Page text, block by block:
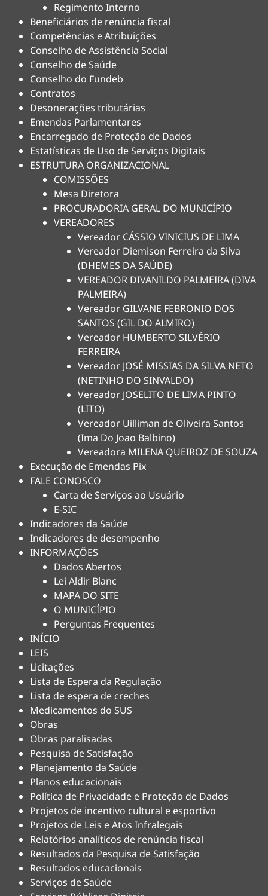
Regimento Interno
Beneficiários de renúncia fiscal
Competências e Atribuições
Conselho de Assistência Social
Conselho de Saúde
Conselho do Fundeb
Contratos
Desonerações tributárias
Emendas Parlamentares
Encarregado de Proteção de Dados
Estatísticas de Uso de Serviços Digitais
ESTRUTURA ORGANIZACIONAL
COMISSÕES
Mesa Diretora
PROCURADORIA GERAL DO MUNICÍPIO
VEREADORES
Vereador CÁSSIO VINICIUS DE LIMA
Vereador Diemison Ferreira da Silva
(DHEMES DA SAÚDE)
VEREADOR DIVANILDO PALMEIRA (DIVA
PALMEIRA)
Vereador GILVANE FEBRONIO DOS
SANTOS (GIL DO ALMIRO)
Vereador HUMBERTO SILVÉRIO
FERREIRA
Vereador JOSÉ MISSIAS DA SILVA NETO
(NETINHO DO SINVALDO)
Vereador JOSELITO DE LIMA PINTO
(LITO)
Vereador Uilliman de Oliveira Santos
(Ima Do Joao Balbino)
Vereadora MILENA QUEIROZ DE SOUZA
Execução de Emendas Pix
FALE CONOSCO
Carta de Serviços ao Usuário
E-SIC
Indicadores da Saúde
Indicadores de desempenho
INFORMAÇÕES
Dados Abertos
Lei Aldir Blanc
MAPA DO SITE
O MUNICÍPIO
Perguntas Frequentes
INÍCIO
LEIS
Licitações
Lista de Espera da Regulação
Lista de espera de creches
Medicamentos do SUS
Obras
Obras paralisadas
Pesquisa de Satisfação
Planejamento da Saúde
Planos educacionais
Política de Privacidade e Proteção de Dados
Projetos de incentivo cultural e esportivo
Projetos de Leis e Atos Infralegais
Relatórios analíticos de renúncia fiscal
Resultados da Pesquisa de Satisfação
Resultados educacionais
Serviços de Saúde